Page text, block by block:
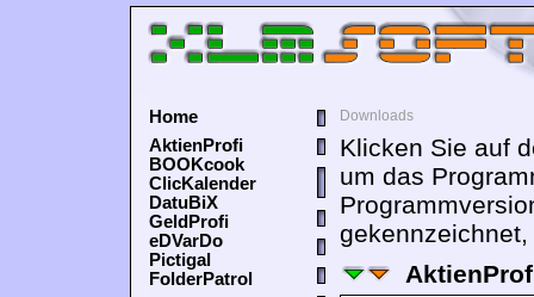
Home
AktienProfi
BOOKcook
ClicKalender
DatuBiX
GeldProfi
eDVarDo
Pictigal
FolderPatrol
Downloads
Klicken Sie auf
um das